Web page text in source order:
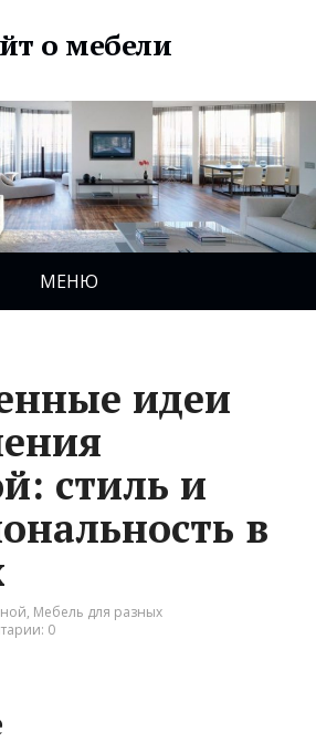
о мебели
МЕНЮ
идеи
стиль и
в
, Мебель для разных
0